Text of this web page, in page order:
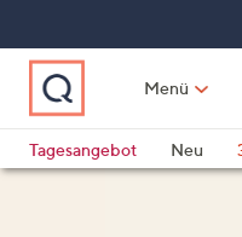
springen
Menü
Tagesangebot
Neu